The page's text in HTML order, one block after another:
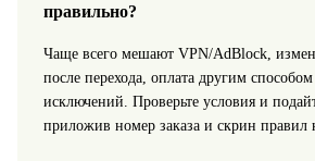
правильно?
Чаще всего мешают VPN/AdBlock,
после перехода, оплата другим
исключений. Проверьте условия и
приложив номер заказа и скрин правил